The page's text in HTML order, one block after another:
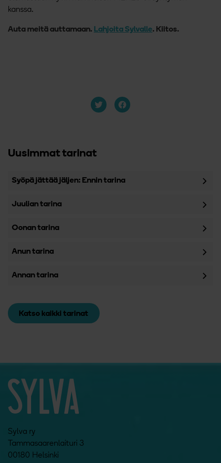
kanssa.
Auta meitä auttamaan. Lahjoita Sylvalle. Kiitos.
Uusimmat tarinat
Syöpä jättää jäljen: Ennin tarina
Juulian tarina
Oonan tarina
Anun tarina
Annan tarina
Katso kaikki tarinat
Sylva ry
Tammasaarenlaituri 3
00180 Helsinki